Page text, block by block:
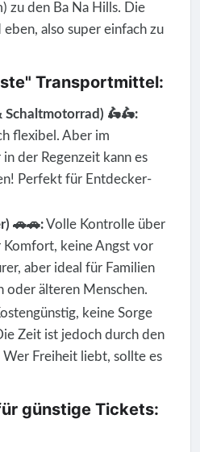
zu den Ba Na Hills. Die
also super einfach zu
Transportmittel:
Schaltmotorrad) 🛵🛵:
flexibel. Aber im
der Regenzeit kann es
Perfekt für Entdecker-
🚗🚗:Volle Kontrolle über
Komfort, keine Angst vor
aber ideal für Familien
oder älteren Menschen.
keine Sorge
Zeit ist jedoch durch den
Freiheit liebt, sollte es
günstige Tickets: